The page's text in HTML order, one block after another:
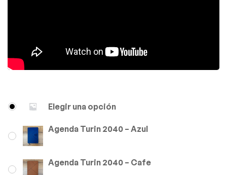
Elegir una opción
Agenda Turin 2040 – Azul
Agenda Turin 2040 – Cafe